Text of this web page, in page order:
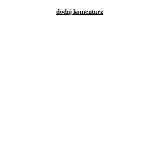
dodaj komentarz